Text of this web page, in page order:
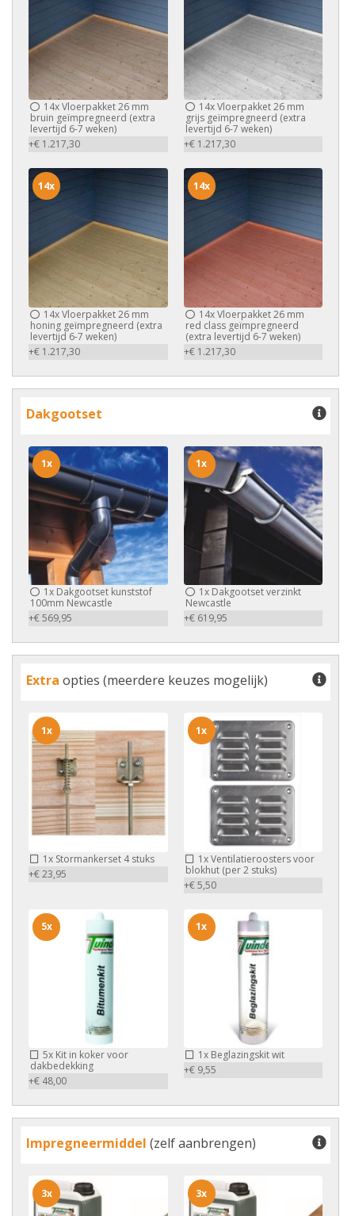
14xVloerpakket 26 mm
bruin geïmpregneerd (extra
levertijd 6-7 weken)
+€ 1.217,30
14xVloerpakket 26 mm
grijs geïmpregneerd (extra
levertijd 6-7 weken)
+€ 1.217,30
14xVloerpakket 26 mm
honing geïmpregneerd (extra
levertijd 6-7 weken)
+€ 1.217,30
14x
14xVloerpakket 26 mm
red class geïmpregneerd
(extra levertijd 6-7 weken)
+€ 1.217,30
14x
Dakgootset
1x Dakgootset kunststof
100mm Newcastle
+€ 569,95
1x
1xDakgootset verzinkt
Newcastle
+€ 619,95
1x
Extra opties (meerdere keuzes mogelijk)
1x Stormankerset 4 stuks
+€ 23,95
1x
1xVentilatieroosters voor
blokhut (per 2 stuks)
+€ 5,50
1x
5x Kit in koker voor
dakbedekking
+€ 48,00
5x
1xBeglazingskit wit
+€ 9,55
1x
Impregneermiddel (zelf aanbrengen)
3x 3x